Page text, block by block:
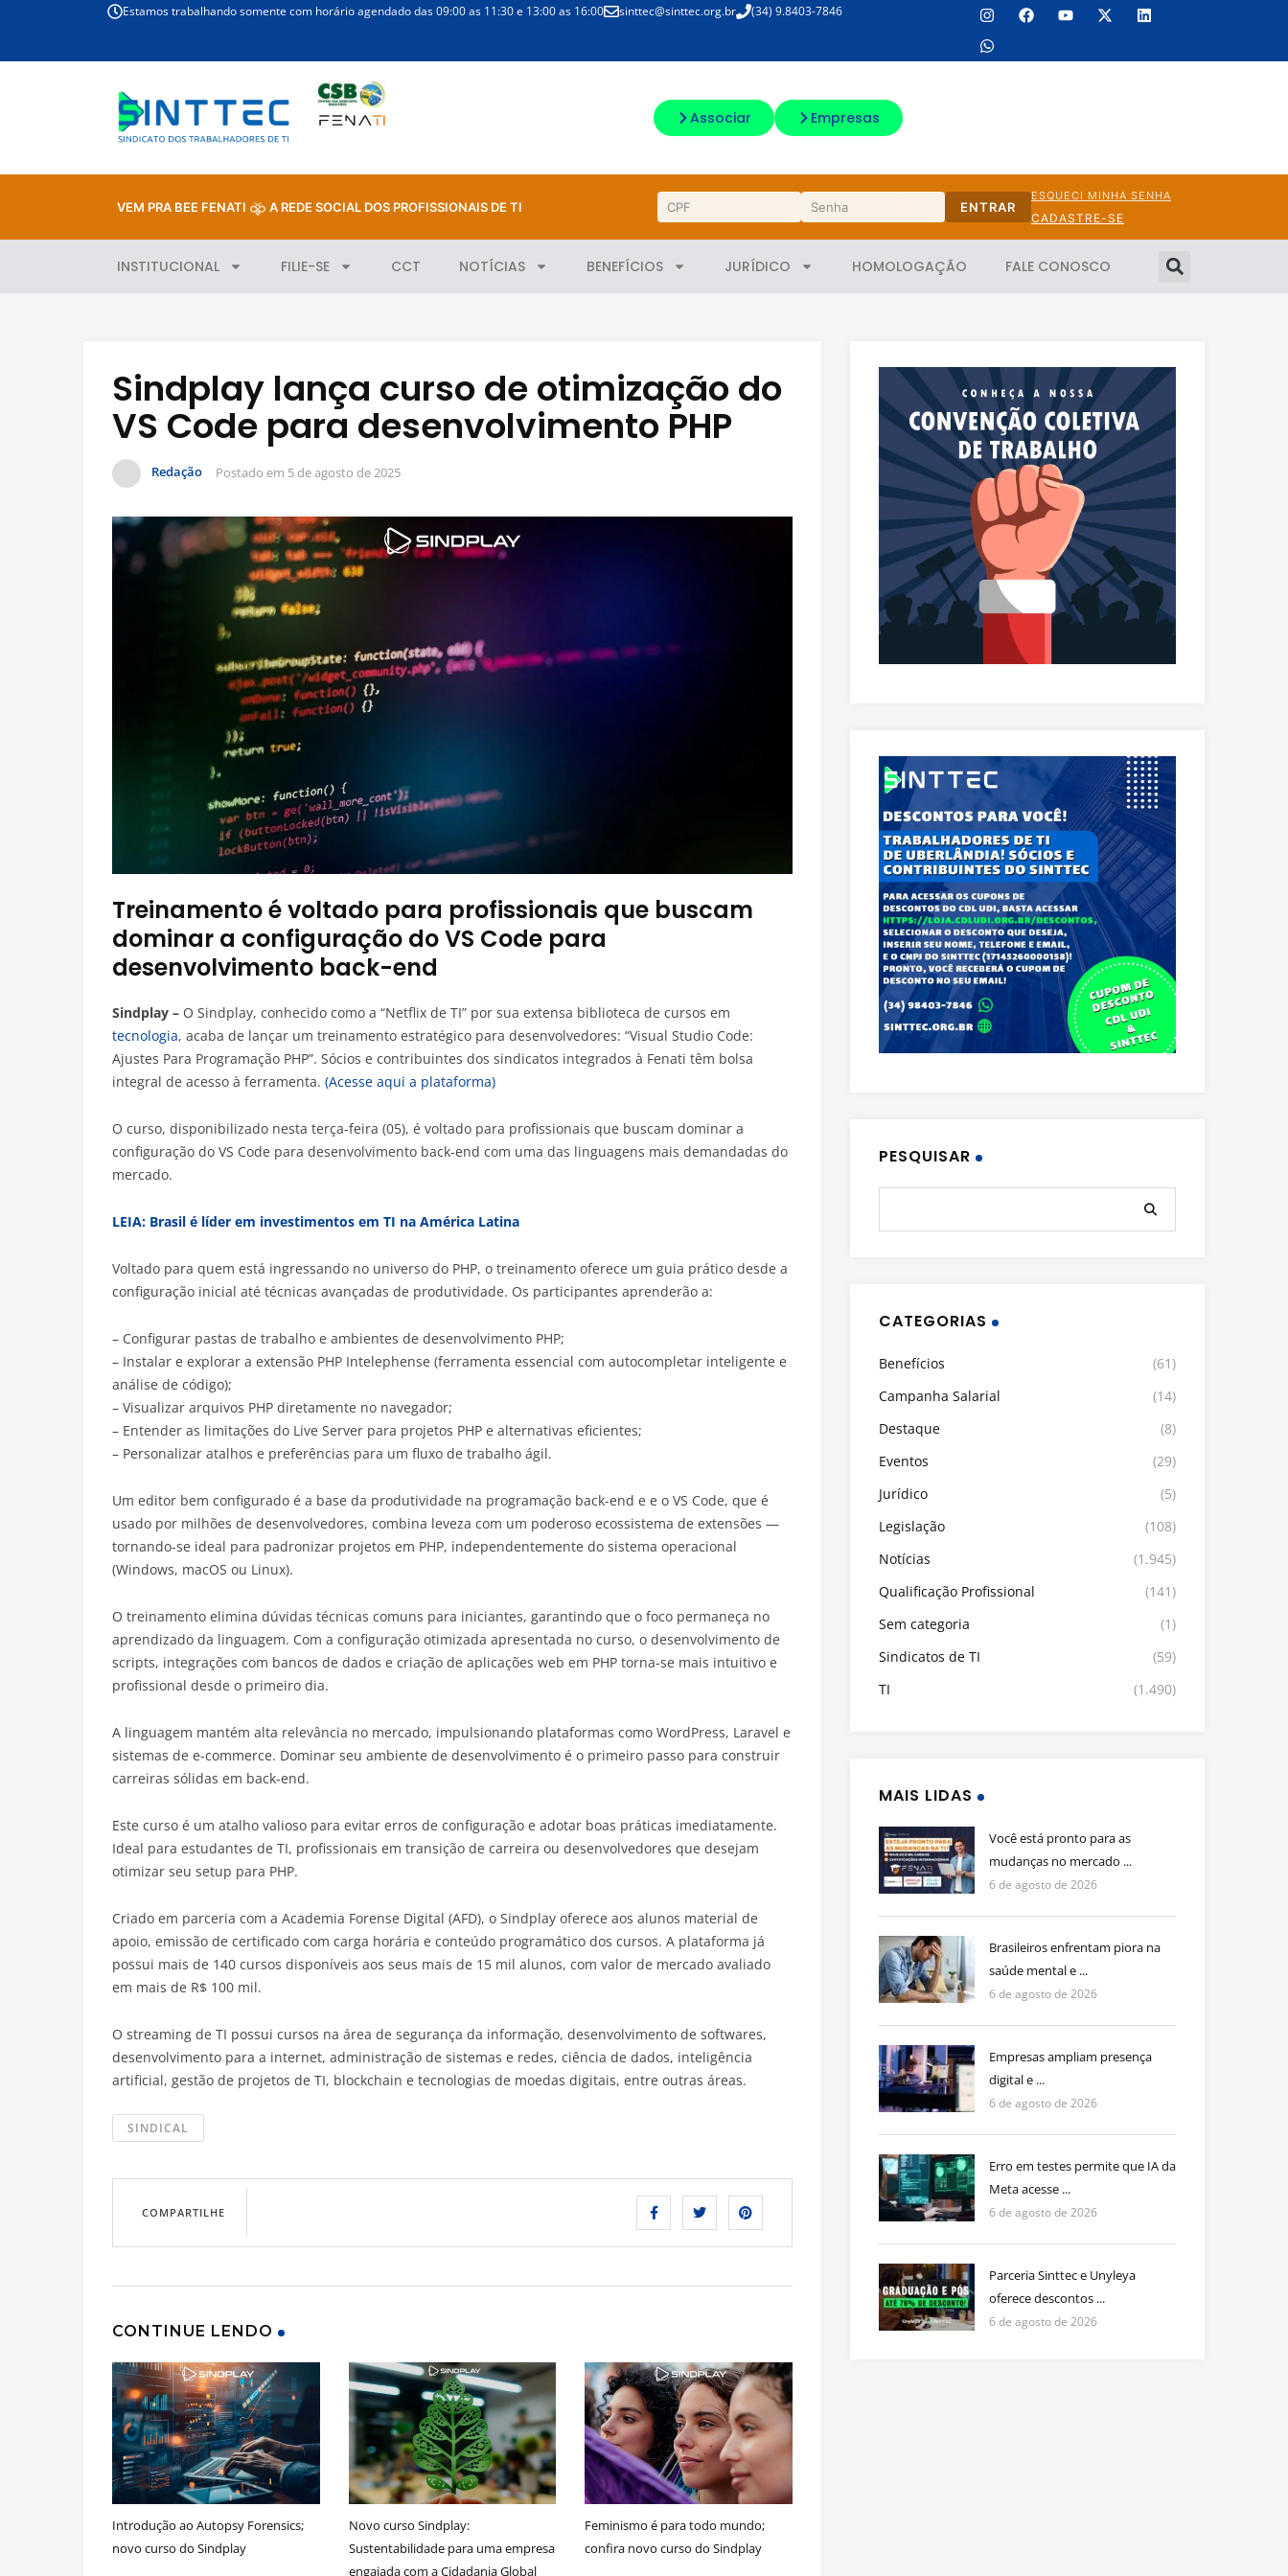
Estamos trabalhando somente com horário agendado das 09:00 as 11:30 e 13:00 as 16:00 sinttec@sinttec.org.br (34) 9.8403-7846
Associar Empresas
VEM PRA BEE FENATI A REDE SOCIAL DOS PROFISSIONAIS DE TI ENTRAR
ESQUECI MINHA SENHA
CADASTRE-SE
INSTITUCIONAL FILIE-SE CCT NOTÍCIAS BENEFÍCIOS JURÍDICO HOMOLOGAÇÃO FALE CONOSCO
Sindplay lança curso de otimização do
VS Code para desenvolvimento PHP
Redação Postado em 5 de agosto de 2025
Treinamento é voltado para profissionais que buscam
dominar a configuração do VS Code para
desenvolvimento back-end
Sindplay – O Sindplay, conhecido como a “Netflix de TI” por sua extensa biblioteca de cursos em
tecnologia, acaba de lançar um treinamento estratégico para desenvolvedores: “Visual Studio Code:
Ajustes Para Programação PHP”. Sócios e contribuintes dos sindicatos integrados à Fenati têm bolsa
integral de acesso à ferramenta. (Acesse aqui a plataforma)
O curso, disponibilizado nesta terça-feira (05), é voltado para profissionais que buscam dominar a
configuração do VS Code para desenvolvimento back-end com uma das linguagens mais demandadas do
mercado.
LEIA: Brasil é líder em investimentos em TI na América Latina
Voltado para quem está ingressando no universo do PHP, o treinamento oferece um guia prático desde a
configuração inicial até técnicas avançadas de produtividade. Os participantes aprenderão a:
– Configurar pastas de trabalho e ambientes de desenvolvimento PHP;
– Instalar e explorar a extensão PHP Intelephense (ferramenta essencial com autocompletar inteligente e
análise de código);
– Visualizar arquivos PHP diretamente no navegador;
– Entender as limitações do Live Server para projetos PHP e alternativas eficientes;
– Personalizar atalhos e preferências para um fluxo de trabalho ágil.
Um editor bem configurado é a base da produtividade na programação back-end e e o VS Code, que é
usado por milhões de desenvolvedores, combina leveza com um poderoso ecossistema de extensões —
tornando-se ideal para padronizar projetos em PHP, independentemente do sistema operacional
(Windows, macOS ou Linux).
O treinamento elimina dúvidas técnicas comuns para iniciantes, garantindo que o foco permaneça no
aprendizado da linguagem. Com a configuração otimizada apresentada no curso, o desenvolvimento de
scripts, integrações com bancos de dados e criação de aplicações web em PHP torna-se mais intuitivo e
profissional desde o primeiro dia.
A linguagem mantém alta relevância no mercado, impulsionando plataformas como WordPress, Laravel e
sistemas de e-commerce. Dominar seu ambiente de desenvolvimento é o primeiro passo para construir
carreiras sólidas em back-end.
Este curso é um atalho valioso para evitar erros de configuração e adotar boas práticas imediatamente.
Ideal para estudantes de TI, profissionais em transição de carreira ou desenvolvedores que desejam
otimizar seu setup para PHP.
Criado em parceria com a Academia Forense Digital (AFD), o Sindplay oferece aos alunos material de
apoio, emissão de certificado com carga horária e conteúdo programático dos cursos. A plataforma já
possui mais de 140 cursos disponíveis aos seus mais de 15 mil alunos, com valor de mercado avaliado
em mais de R$ 100 mil.
O streaming de TI possui cursos na área de segurança da informação, desenvolvimento de softwares,
desenvolvimento para a internet, administração de sistemas e redes, ciência de dados, inteligência
artificial, gestão de projetos de TI, blockchain e tecnologias de moedas digitais, entre outras áreas.
SINDICAL
COMPARTILHE
CONTINUE LENDO
Introdução ao Autopsy Forensics;
novo curso do Sindplay
Novo curso Sindplay:
Sustentabilidade para uma empresa
engajada com a Cidadania Global
Feminismo é para todo mundo;
confira novo curso do Sindplay
PESQUISAR
CATEGORIAS
Benefícios
(61)
Campanha Salarial
(14)
Destaque
(8)
Eventos
(29)
Jurídico
(5)
Legislação
(108)
Notícias
(1.945)
Qualificação Profissional
(141)
Sem categoria
(1)
Sindicatos de TI
(59)
TI
(1.490)
MAIS LIDAS
Você está pronto para as
mudanças no mercado ...
6 de agosto de 2026
Brasileiros enfrentam piora na
saúde mental e ...
6 de agosto de 2026
Empresas ampliam presença
digital e ...
6 de agosto de 2026
Erro em testes permite que IA da
Meta acesse ...
6 de agosto de 2026
Parceria Sinttec e Unyleya
oferece descontos ...
6 de agosto de 2026